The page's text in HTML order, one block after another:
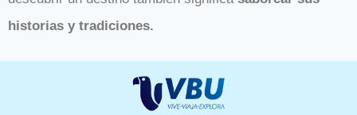
historias y tradiciones.